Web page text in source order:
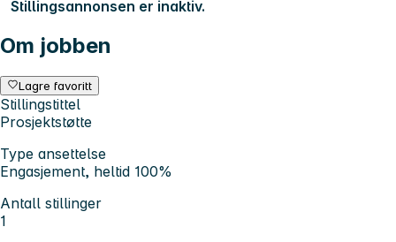
Stillingsannonsen er inaktiv.
Om jobben
Lagre favoritt
Stillingstittel
Prosjektstøtte
Type ansettelse
Engasjement, heltid 100%
Antall stillinger
1